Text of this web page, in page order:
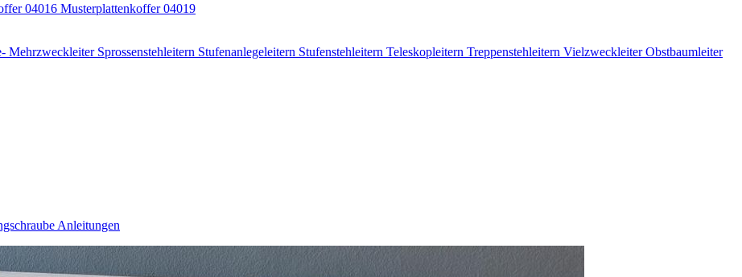
04016 Musterplattenkoffer 04019
Mehrzweckleiter Sprossenstehleitern Stufenanlegeleitern Stufenstehleitern Teleskopleitern Treppenstehleitern VielzweckleiterObstbaumleiter
Anleitungen